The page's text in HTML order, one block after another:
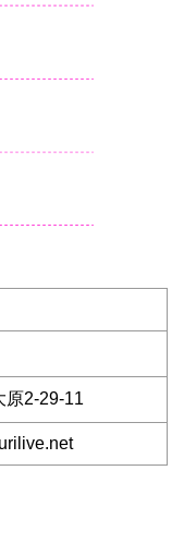
原2-29-11